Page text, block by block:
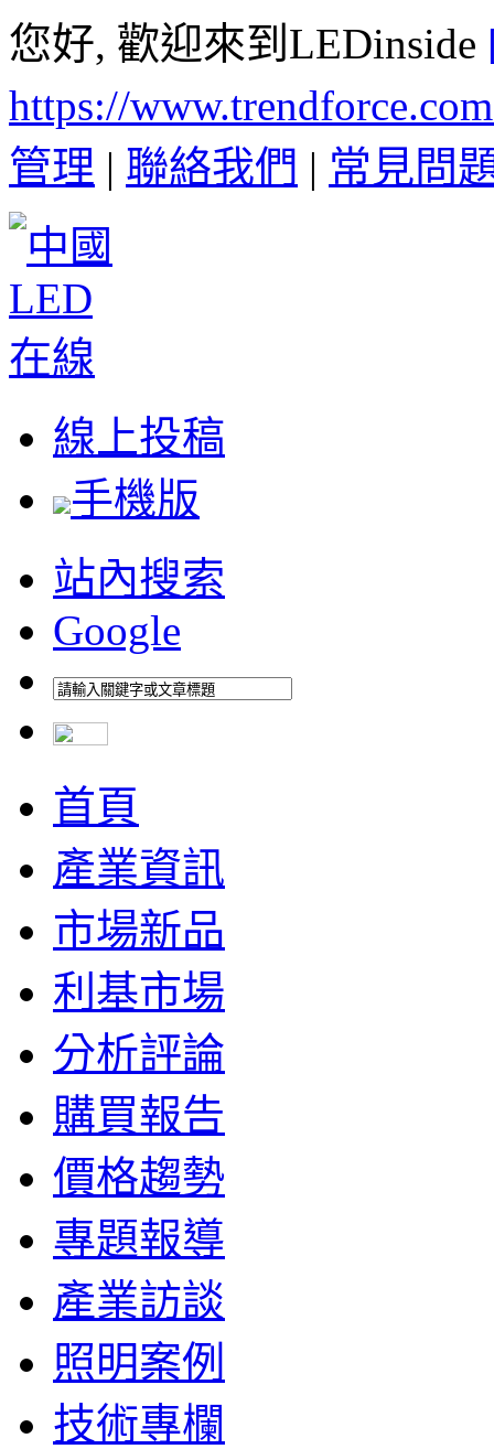
您好, 歡迎來到LEDinside
https://
管理 | 聯絡我們 | 常見問
線上投稿
手機版
站內搜索
Google
首頁
產業資訊
市場新品
利基市場
分析評論
購買報告
價格趨勢
專題報導
產業訪談
照明案例
技術專欄